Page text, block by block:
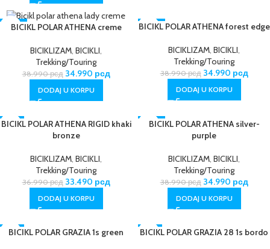
-10%
BICIKL POLAR ATHENA creme
BICIKLIZAM, BICIKLI,
Trekking/Touring
38.990рсд 34.990 рсд
DODAJ U KORPU
-10%
BICIKL POLAR ATHENA forest edge
BICIKLIZAM, BICIKLI,
Trekking/Touring
38.990рсд 34.990 рсд
DODAJ U KORPU
-9%
BICIKL POLAR ATHENA RIGID khaki
bronze
BICIKLIZAM, BICIKLI,
Trekking/Touring
36.990рсд 33.490 рсд
DODAJ U KORPU
-10%
BICIKL POLAR ATHENA silver-
purple
BICIKLIZAM, BICIKLI,
Trekking/Touring
38.990рсд 34.990 рсд
DODAJ U KORPU
-3%
BICIKL POLAR GRAZIA 1s green -6%
BICIKL POLAR GRAZIA 28 1s bordo